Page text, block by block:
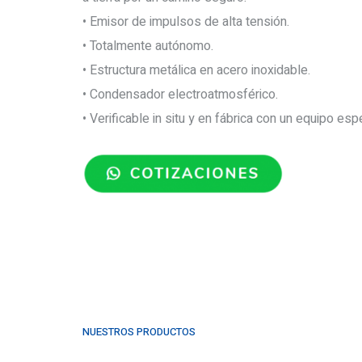
• Emisor de impulsos de alta tensión.
• Totalmente autónomo.
• Estructura metálica en acero inoxidable.
• Condensador electroatmosférico.
• Verificable in situ y en fábrica con un equipo
NUESTROS PRODUCTOS